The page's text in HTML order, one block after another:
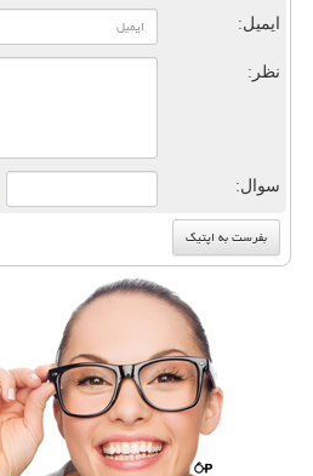
ایمیل:
نظر:
سوال: